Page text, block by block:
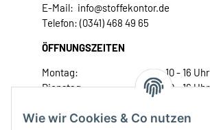
Wie wir Cookies & Co nutzen
E-Mail: info@stoffekontor.de
Telefon: (0341) 468 49 65
ÖFFNUNGSZEITEN
Montag:
10 - 16 Uhr
Dienstag:
10 - 16 Uhr
Donnerstag:
10 - 18 Uhr